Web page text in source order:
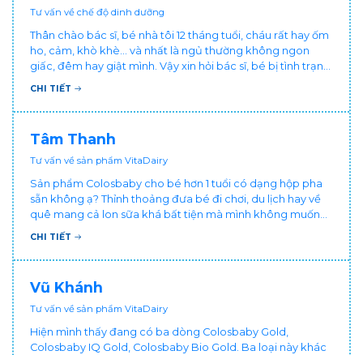
Tư vấn về chế độ dinh dưỡng
Thân chào bác sĩ, bé nhà tôi 12 tháng tuổi, cháu rất hay ốm
ho, cảm, khò khè... và nhất là ngủ thường không ngon
giấc, đêm hay giật mình. Vậy xin hỏi bác sĩ, bé bị tình trạng
vậy nên làm sao để con khỏe mạnh và ngủ ngon giấc hơn
chăm cháu hay ốm ạ?. Cảm ơn bác sĩ.
CHI TIẾT
Tâm Thanh
Tư vấn về sản phẩm VitaDairy
Sản phẩm Colosbaby cho bé hơn 1 tuổi có dạng hộp pha
sẵn không ạ? Thỉnh thoảng đưa bé đi chơi, du lịch hay về
quê mang cả lon sữa khá bất tiện mà mình không muốn
đổi cho bé dùng sữa tươi hộp khác sợ bé nạ sữa ảnh
CHI TIẾT
Vũ Khánh
Tư vấn về sản phẩm VitaDairy
Hiện mình thấy đang có ba dòng Colosbaby Gold,
Colosbaby IQ Gold, Colosbaby Bio Gold. Ba loại này khác